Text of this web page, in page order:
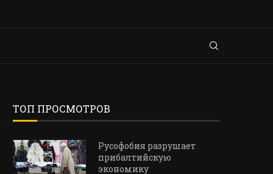
ТОП ПРОСМОТРОВ
Русофобия разрушает
прибалтийскую
экономику